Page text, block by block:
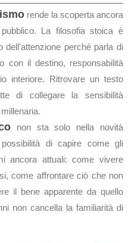
rende la scoperta ancora
La filosofia stoica è
dell'attenzione perché parla di
con il destino, responsabilità
interiore. Ritrovare un testo
di collegare la sensibilità
non sta solo nella novità
di capire come gli
ancora attuali: come vivere
come affrontare ciò che non
il bene apparente da quello
non cancella la familiarità di